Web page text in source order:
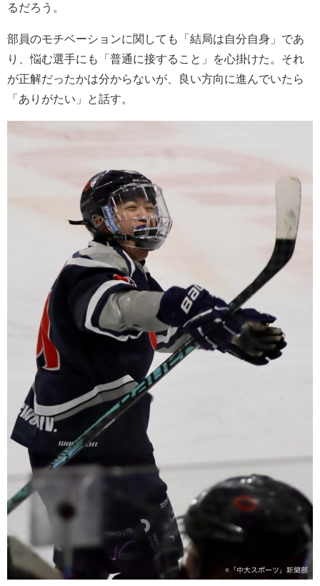
るだろう。
部員のモチベーションに関しても「結局は自分自身」であ
り、悩む選手にも「普通に接すること」を心掛けた。それ
が正解だったかは分からないが、良い方向に進んでいたら
「ありがたい」と話す。